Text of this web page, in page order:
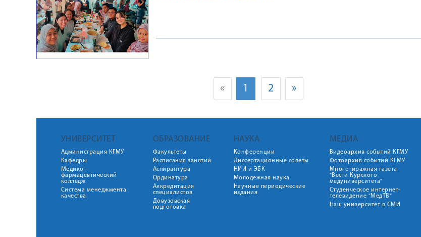
« 1 2 »
УНИВЕРСИТЕТ
Администрация КГМУ
Кафедры
Медико-
фармацевтический
колледж
Система менеджмента
качества
ОБРАЗОВАНИЕ
Факультеты
Расписания занятий
Аспирантура
Ординатура
Аккредитация
специалистов
Довузовская
подготовка
НАУКА
Конференции
Диссертационные советы
НИИ и ЭБК
Молодежная наука
Научные периодические
издания
МЕДИА
Видеоархив событий КГМУ
Фотоархив событий КГМУ
Многотиражная газета
"Вести Курского
медуниверситета"
Студенческое интернет-
телевидение "МедТВ"
Наш университет в СМИ